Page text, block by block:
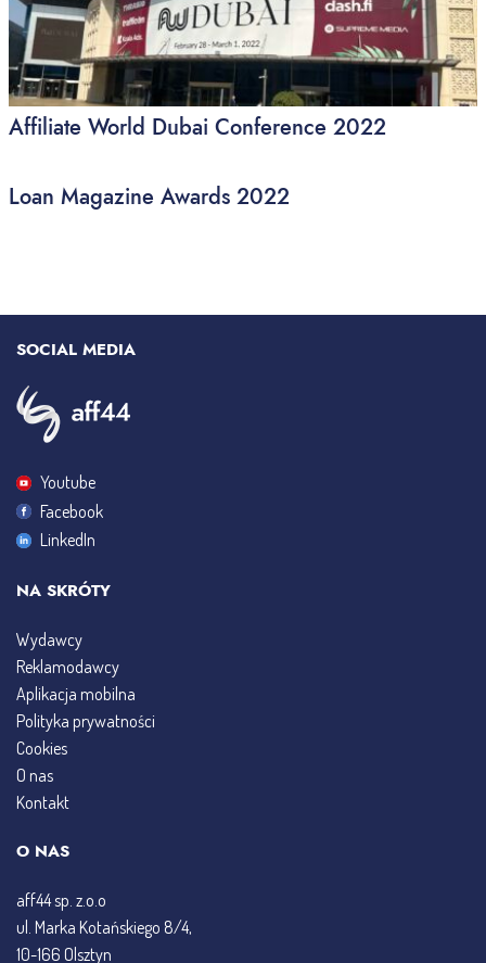
Affiliate World Dubai Conference 2022
Loan Magazine Awards 2022
SOCIAL MEDIA
Youtube
Facebook
LinkedIn
NA SKRÓTY
Wydawcy
Reklamodawcy
Aplikacja mobilna
Polityka prywatności
Cookies
O nas
Kontakt
O NAS
aff44 sp. z.o.o
ul. Marka Kotańskiego 8/4,
10-166 Olsztyn